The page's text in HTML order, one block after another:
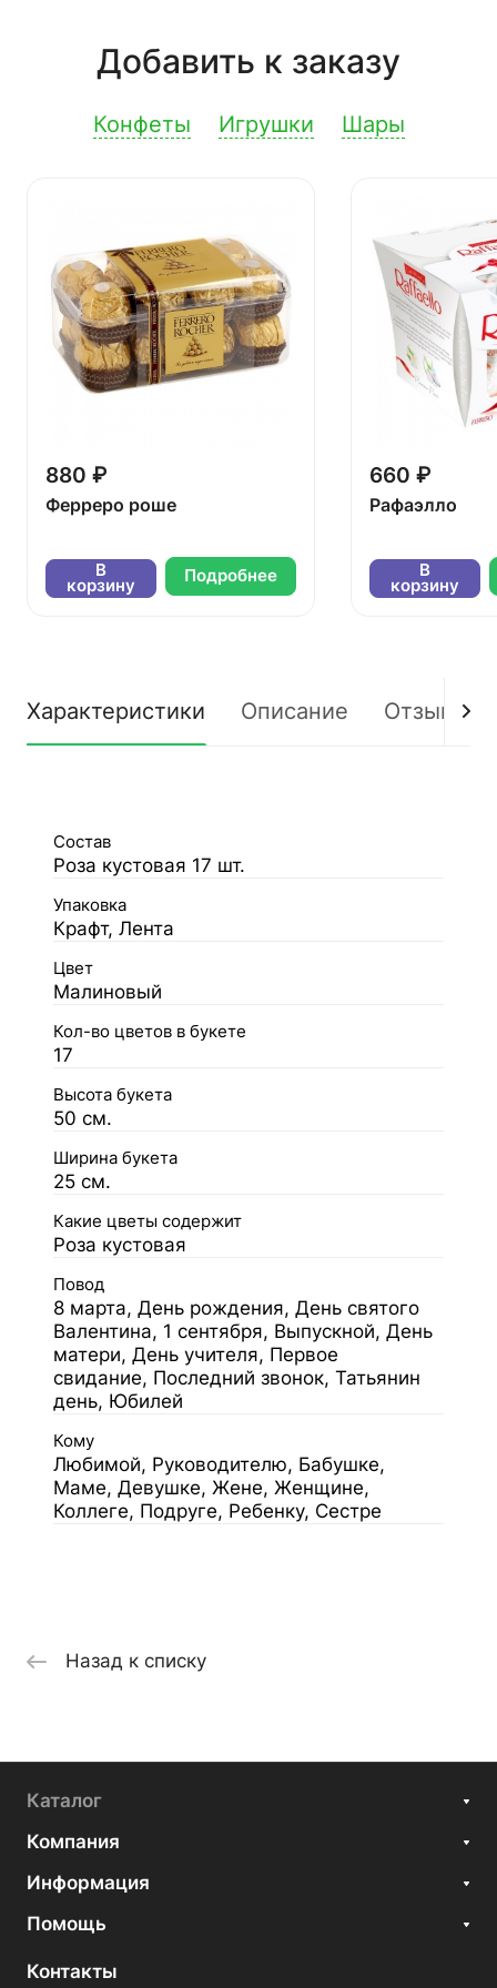
Добавить к заказу
Конфеты Игрушки Шары
880 ₽
Ферреро роше
В
корзину Подробнее
660 ₽
Рафаэлло
В
корзину
Характеристики Описание Отзывы
Состав
Роза кустовая 17 шт.
Упаковка
Крафт, Лента
Цвет
Малиновый
Кол-во цветов в букете
17
Высота букета
50 см.
Ширина букета
25 см.
Какие цветы содержит
Роза кустовая
Повод
8 марта, День рождения, День святого
Валентина, 1 сентября, Выпускной, День
матери, День учителя, Первое
свидание, Последний звонок, Татьянин
день, Юбилей
Кому
Любимой, Руководителю, Бабушке,
Маме, Девушке, Жене, Женщине,
Коллеге, Подруге, Ребенку, Сестре
Назад к списку
Каталог
Компания
Информация
Помощь
Контакты